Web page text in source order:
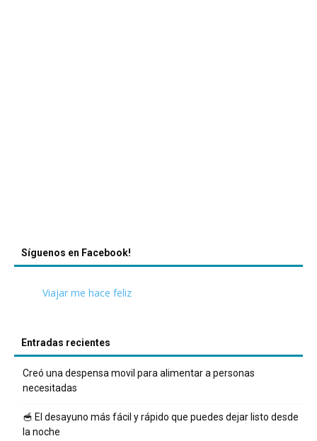
Síguenos en Facebook!
Viajar me hace feliz
Entradas recientes
Creó una despensa movil para alimentar a personas
necesitadas
🥣 El desayuno más fácil y rápido que puedes dejar listo desde
la noche